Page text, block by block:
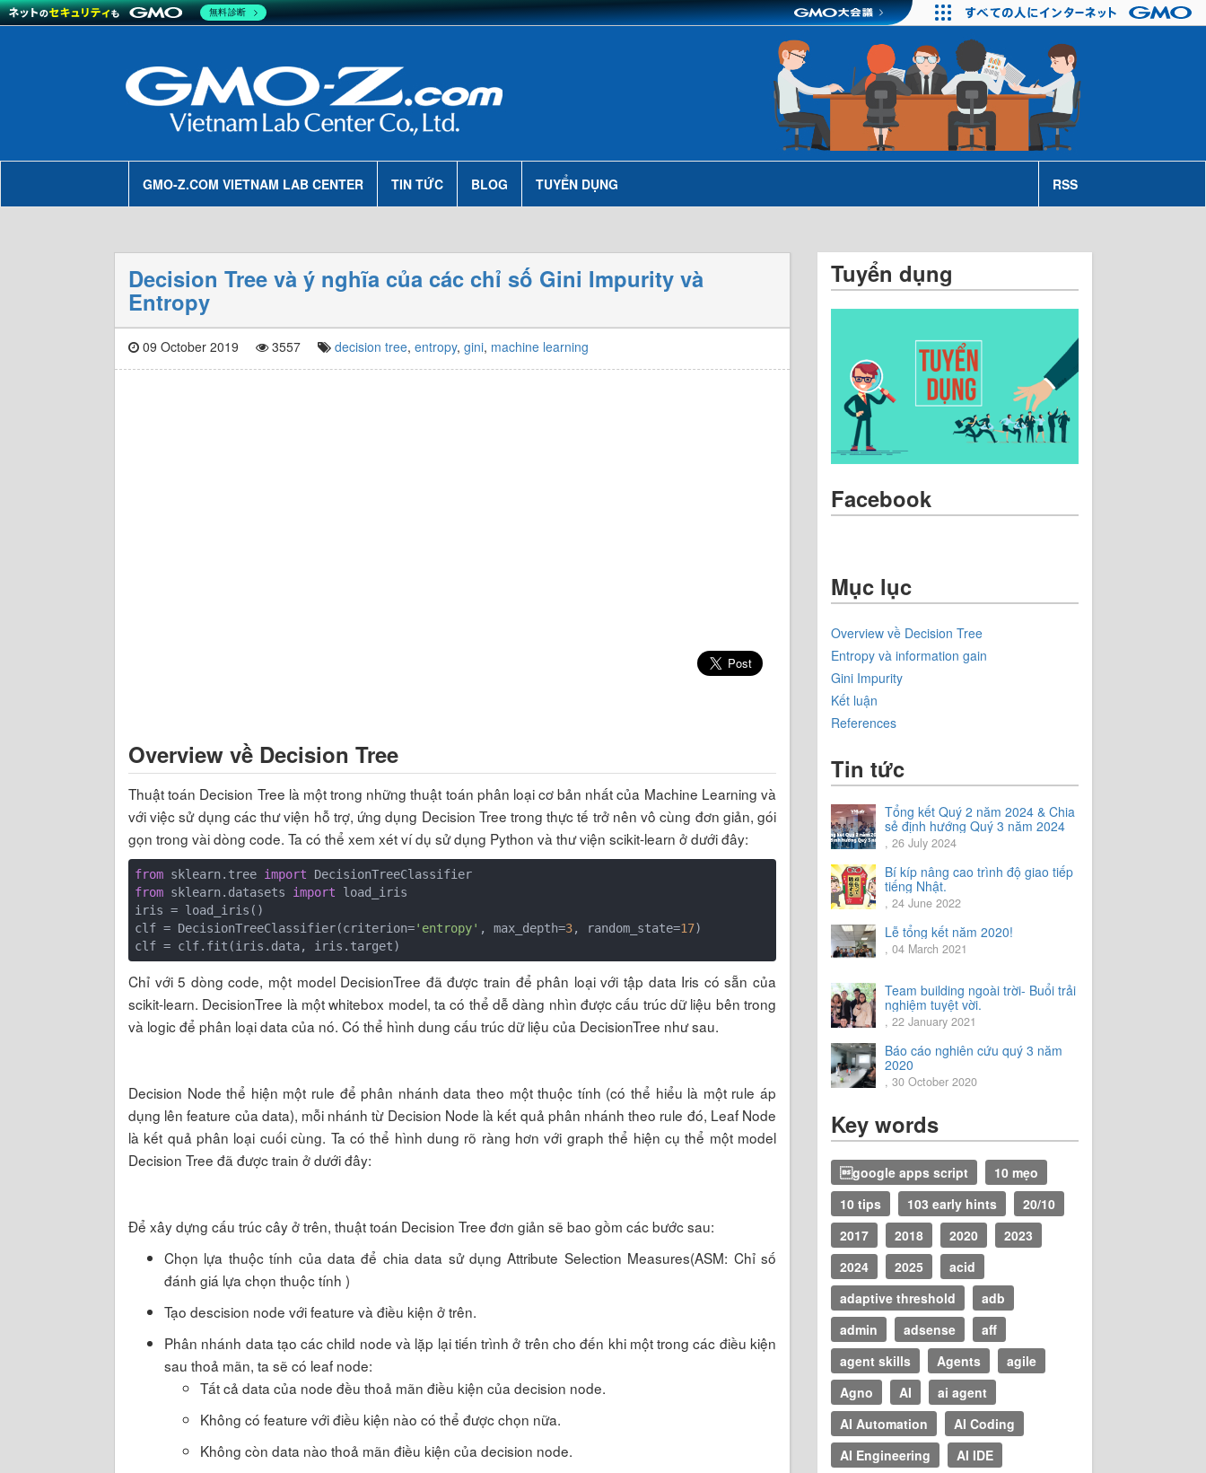
GMO-Z.COM VIETNAM LAB CENTER TIN TỨC BLOG TUYỂN DỤNG RSS
Decision Tree và ý nghĩa của các chỉ số Gini Impurity và
Entropy
09 October 2019 3557 decision tree, entropy, gini, machine learning
Overview về Decision Tree
Thuật toán Decision Tree là một trong những thuật toán phân loại cơ bản nhất của Machine Learning và
với việc sử dụng các thư viện hỗ trợ, ứng dụng Decision Tree trong thực tế trở nên vô cùng đơn giản, gói
gọn trong vài dòng code. Ta có thể xem xét ví dụ sử dụng Python và thư viện scikit-learn ở dưới đây:
from sklearn.tree import
from sklearn.datasets import load_iris
iris = load_iris()
clf = DecisionTreeClassifier(criterion='entropy' , max_depth=3, random_state=17)
Chỉ với 5 dòng code, một model DecisionTree đã được train để phân loại với tập data Iris có sẵn của
scikit-learn. DecisionTree là một whitebox model, ta có thể dễ dàng nhìn được cấu trúc dữ liệu bên trong
và logic để phân loại data của nó. Có thể hình dung cấu trúc dữ liệu của DecisionTree như sau.
Decision Node thể hiện một rule để phân nhánh data theo một thuộc tính (có thể hiểu là một rule áp
dụng lên feature của data), mỗi nhánh từ Decision Node là kết quả phân nhánh theo rule đó, Leaf Node
là kết quả phân loại cuối cùng. Ta có thể hình dung rõ ràng hơn với graph thể hiện cụ thể một model
Decision Tree đã được train ở dưới đây:
Để xây dựng cấu trúc cây ở trên, thuật toán Decision Tree đơn giản sẽ bao gồm các bước sau:
Chọn lựa thuộc tính của data để chia data sử dụng Attribute Selection Measures(ASM: Chỉ số
đánh giá lựa chọn thuộc tính )
Tạo descision node với feature và điều kiện ở trên.
Phân nhánh data tạo các child node và lặp lại tiến trình ở trên cho đến khi một trong các điều kiện
sau thoả mãn, ta sẽ có leaf node:
Tất cả data của node đều thoả mãn điều kiện của decision node.
Không có feature với điều kiện nào có thể được chọn nữa.
Không còn data nào thoả mãn điều kiện của decision node.
Tuyển dụng
Facebook
Mục lục
Overview về Decision Tree
Entropy và information gain
Gini Impurity
Kết luận
References
Tin tức
Tổng kết Quý 2 năm 2024 & Chia
sẻ định hướng Quý 3 năm 2024
, 26 July 2024
Bí kíp nâng cao trình độ giao tiếp
tiếng Nhật.
, 24 June 2022
Lễ tổng kết năm 2020!
, 04 March 2021
Team building ngoài trời- Buổi trải
nghiệm tuyệt vời.
, 22 January 2021
Báo cáo nghiên cứu quý 3 năm
2020
, 30 October 2020
Key words
google apps script
10 mẹo
10 tips
103 early hints
20/10
2017
2018 2020
2023
2024
2025
acid
adaptive threshold
adb
admin
adsense
aff
agent skills
Agents
agile
Agno
AI
ai agent
AI Automation
AI Coding
AI Engineering
AI IDE
無料診断